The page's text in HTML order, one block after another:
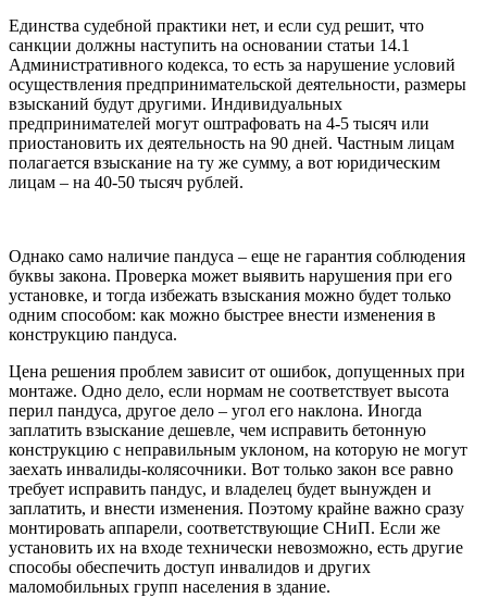
Единства судебной практики нет, и если суд решит, что
санкции должны наступить на основании статьи 14.1
Административного кодекса, то есть за нарушение условий
осуществления предпринимательской деятельности, размеры
взысканий будут другими. Индивидуальных
предпринимателей могут оштрафовать на 4-5 тысяч или
приостановить их деятельность на 90 дней. Частным лицам
полагается взыскание на ту же сумму, а вот юридическим
лицам – на 40-50 тысяч рублей.
Однако само наличие пандуса – еще не гарантия соблюдения
буквы закона. Проверка может выявить нарушения при его
установке, и тогда избежать взыскания можно будет только
одним способом: как можно быстрее внести изменения в
конструкцию пандуса.
Цена решения проблем зависит от ошибок, допущенных при
монтаже. Одно дело, если нормам не соответствует высота
перил пандуса, другое дело – угол его наклона. Иногда
заплатить взыскание дешевле, чем исправить бетонную
конструкцию с неправильным уклоном, на которую не могут
заехать инвалиды-колясочники. Вот только закон все равно
требует исправить пандус, и владелец будет вынужден и
заплатить, и внести изменения. Поэтому крайне важно сразу
монтировать аппарели, соответствующие СНиП. Если же
установить их на входе технически невозможно, есть другие
способы обеспечить доступ инвалидов и других
маломобильных групп населения в здание.